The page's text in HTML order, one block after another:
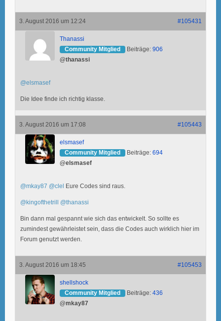
3. August 2016 um 12:24 #105431
Thanassi
Community Mitglied
Beiträge: 906
@thanassi
@elsmasef
Die Idee finde ich richtig klasse.
3. August 2016 um 17:08 #105443
elsmasef
Community Mitglied
Beiträge: 694
@elsmasef
@mkay87 @clel Eure Codes sind raus.
@kingofthetrill @thanassi
Bin dann mal gespannt wie sich das entwickelt. So sollte es
zumindest gewährleistet sein, dass die Codes auch wirklich hier im
Forum genutzt werden.
3. August 2016 um 18:45 #105453
shellshock
Community Mitglied
Beiträge: 436
@mkay87